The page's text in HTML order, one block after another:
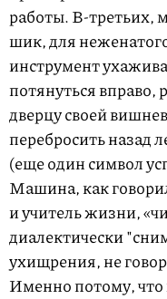
работы. В-третьих,
шик, для
инструмент
потянуться вправо,
дверцу своей
перебросить назад
(еще один символ
Машина, как
и учитель жизни,
диалектически
ухищрения, не
Именно потому,